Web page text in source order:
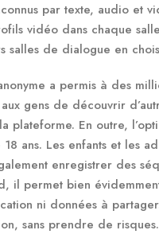
par texte, audio et
vidéo dans chaque
salles de dialogue en
a permis à des
gens de découvrir
plateforme. En outre,
ans. Les enfants et les
enregistrer des
il permet bien
ni données à
sans prendre de risques.